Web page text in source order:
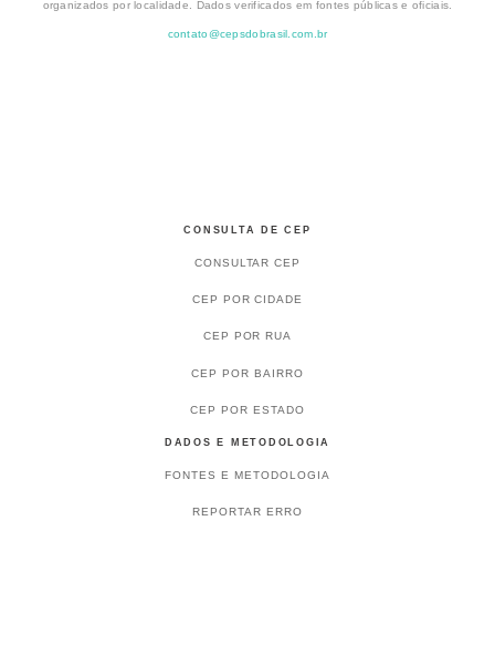
organizados por localidade. Dados verificados em fontes públicas e oficiais.
contato@cepsdobrasil.com.br
CONSULTA DE CEP
CONSULTAR CEP
CEP POR CIDADE
CEP POR RUA
CEP POR BAIRRO
CEP POR ESTADO
DADOS E METODOLOGIA
FONTES E METODOLOGIA
REPORTAR ERRO